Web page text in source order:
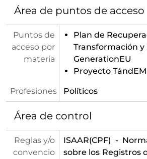
Área de puntos de acceso
Puntos de
acceso por
materia
Plan de
Transformación y
GenerationEU
Proyecto
Profesiones Políticos
Área de control
Reglas y/o
convencio
ISAAR(CPF) -
sobre los Registros